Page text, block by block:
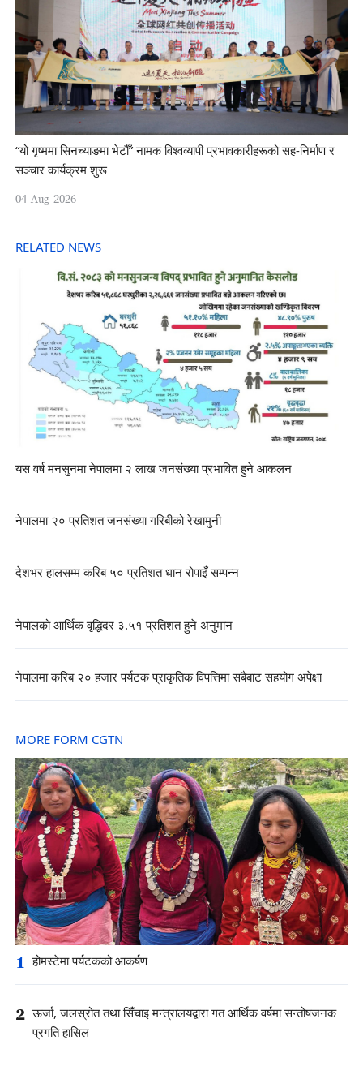
“यो गृष्ममा सिनच्याङमा भेटौँ” नामक विश्वव्यापी प्रभावकारीहरूको सह-निर्माण र
सञ्चार कार्यक्रम शुरू
04-Aug-2026
RELATED NEWS
यस वर्ष मनसुनमा नेपालमा २ लाख जनसंख्या प्रभावित हुने आकलन
नेपालमा २० प्रतिशत जनसंख्या गरिबीको रेखामुनी
देशभर हालसम्म करिब ५० प्रतिशत धान रोपाइँ सम्पन्न
नेपालको आर्थिक वृद्धिदर ३.५१ प्रतिशत हुने अनुमान
नेपालमा करिब २० हजार पर्यटक प्राकृतिक विपत्तिमा सबैबाट सहयोग अपेक्षा
MORE FORM CGTN
1 होमस्टेमा पर्यटकको आकर्षण
2 ऊर्जा, जलस्रोत तथा सिँचाइ मन्त्रालयद्वारा गत आर्थिक वर्षमा सन्तोषजनक
प्रगति हासिल